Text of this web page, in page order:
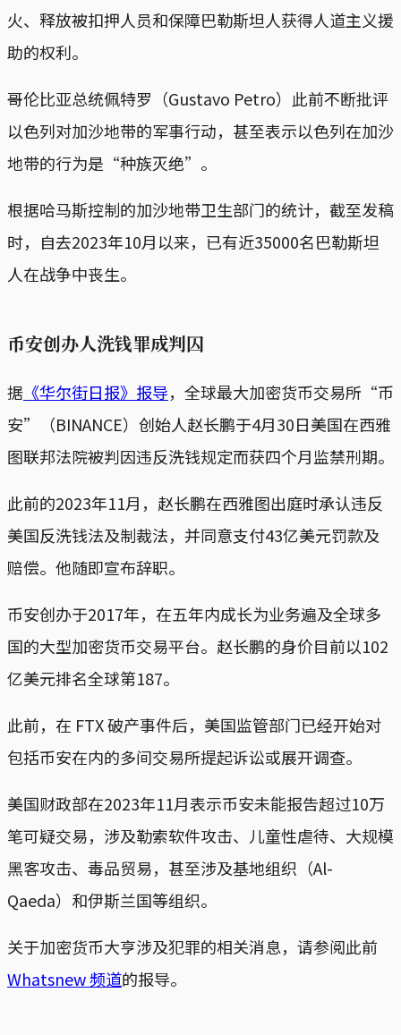
火、释放被扣押人员和保障巴勒斯坦人获得人道主义援
助的权利。
哥伦比亚总统佩特罗（Gustavo Petro）此前不断批评
以色列对加沙地带的军事行动，甚至表示以色列在加沙
地带的行为是“种族灭绝”。
根据哈马斯控制的加沙地带卫生部门的统计，截至发稿
时，自去2023年10月以来，已有近35000名巴勒斯坦
人在战争中丧生。
币安创办人洗钱罪成判囚
据 《华尔街日报》报导，全球最大加密货币交易所“币
安”（BINANCE）创始人赵长鹏于4月30日美国在西雅
图联邦法院被判因违反洗钱规定而获四个月监禁刑期。
此前的2023年11月，赵长鹏在西雅图出庭时承认违反
美国反洗钱法及制裁法，并同意支付43亿美元罚款及
赔偿。他随即宣布辞职。
币安创办于2017年，在五年内成长为业务遍及全球多
国的大型加密货币交易平台。赵长鹏的身价目前以102
亿美元排名全球第187。
此前，在 FTX 破产事件后，美国监管部门已经开始对
包括币安在内的多间交易所提起诉讼或展开调查。
美国财政部在2023年11月表示币安未能报告超过10万
笔可疑交易，涉及勒索软件攻击、儿童性虐待、大规模
黑客攻击、毒品贸易，甚至涉及基地组织（Al-
Qaeda）和伊斯兰国等组织。
关于加密货币大亨涉及犯罪的相关消息，请参阅此前
Whatsnew 频道的报导。